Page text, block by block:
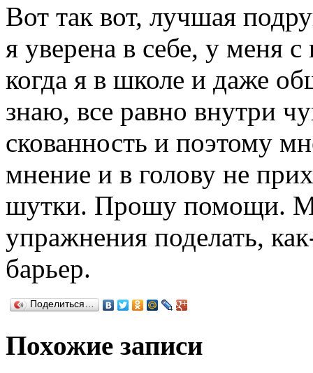
Вот так вот, лучшая
я уверена в себе, у меня
когда я в школе и даже
знаю, все равно внутри
скованность и поэтому
мнение и в голову не
шутки. Прошу помощи.
упражнения поделать,
барьер.
Поделиться…
Похожие записи